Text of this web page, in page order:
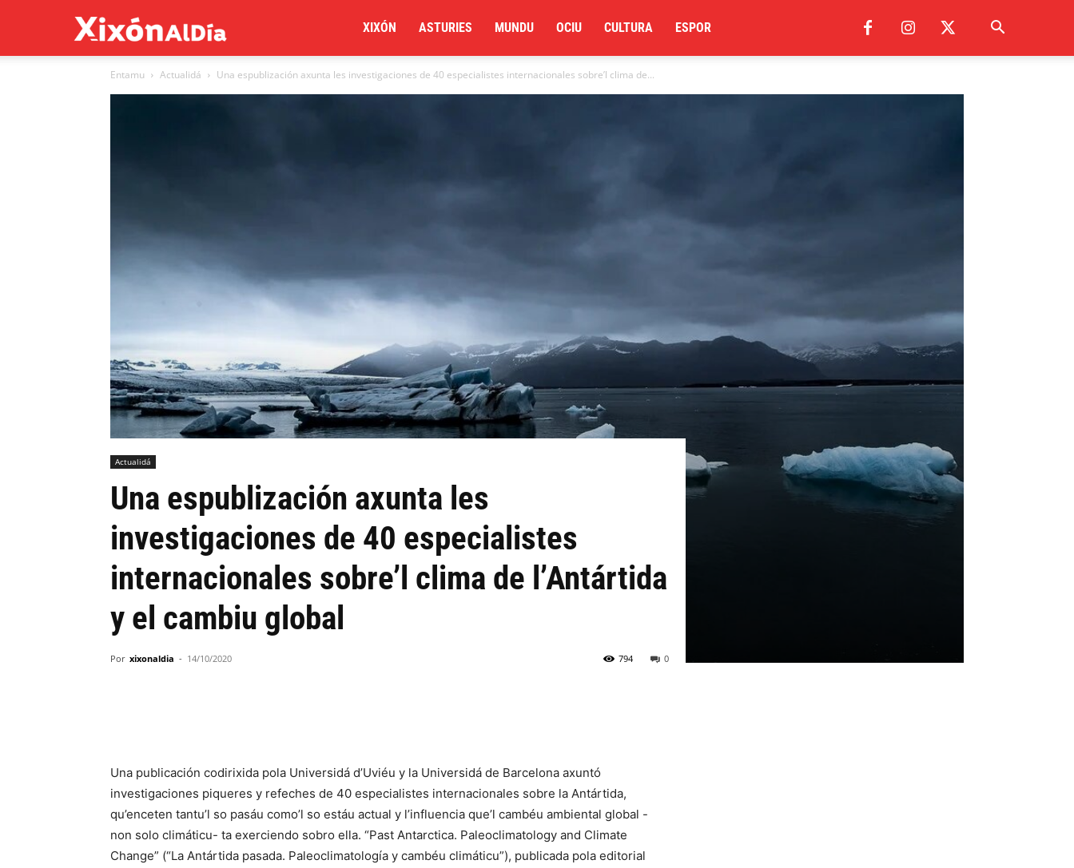
al
XIXÓN ASTURIES MUNDU OCIU CULTURA ESPOR
Entamu Actualidá Una espublización axunta les investigaciones de 40 especialistes internacionales sobre’l clima de...
Actualidá
Una espublización axunta les
investigaciones de 40 especialistes
internacionales sobre’l clima de l’Antártida
y el cambiu global
Por xixonaldia - 14/10/2020 0
794
Una publicación codirixida pola Universidá d’Uviéu y la Universidá de Barcelona axuntó
investigaciones piqueres y refeches de 40 especialistes internacionales sobre la Antártida,
qu’enceten tantu’l so pasáu como’l so estáu actual y l’influencia que’l cambéu ambiental global -
non solo climáticu- ta exerciendo sobro ella. “Past Antarctica. Paleoclimatology and Climate
Change” (“La Antártida pasada. Paleoclimatología y cambéu climáticu”), publicada pola editorial